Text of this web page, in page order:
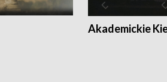
Akademickie